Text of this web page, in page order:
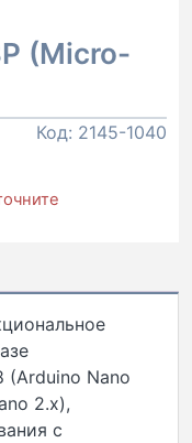
(Micro-
Код: 2145-1040
(Arduino Nano
2.x),
с